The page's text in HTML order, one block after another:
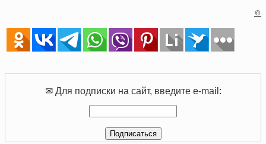
©
✉ Для подписки на сайт, введите e-mail: